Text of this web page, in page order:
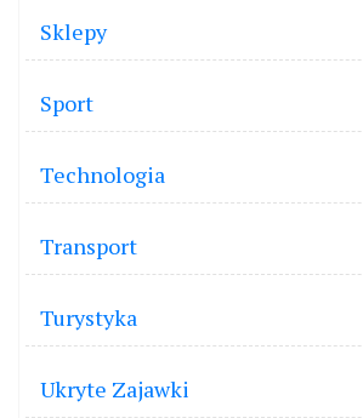
Sklepy
Sport
Technologia
Transport
Turystyka
Ukryte Zajawki